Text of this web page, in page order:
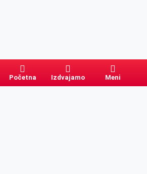
Početna Izdvajamo Meni